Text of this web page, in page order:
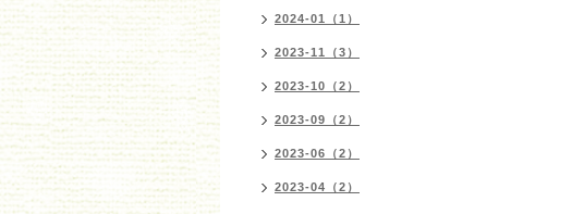
2024-01（1）
2023-11（3）
2023-10（2）
2023-09（2）
2023-06（2）
2023-04（2）